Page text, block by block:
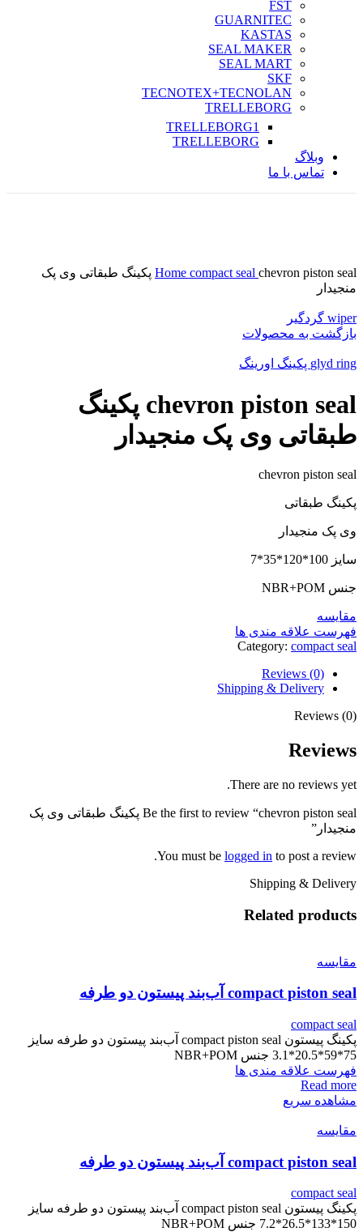
FST
GUARNITEC
KASTAS
SEAL MAKER
SEAL MART
SKF
TECNOTEX+TECNOLAN
TRELLEBORG
TRELLEBORG1
TRELLEBORG
وبلاگ
تماس با ما
Home compact seal
chevron piston seal پکینگ طبقاتی وی پک
منجیدار
wiper گردگیر
بازگشت به محصولات
glyd ring پکینگ اورینگ
chevron piston seal پکینگ
طبقاتی وی پک منجیدار
chevron piston seal
پکینگ طبقاتی
وی پک منجیدار
سایز 100*120*35*7
جنس NBR+POM
مقایسه
فهرست علاقه مندی ها
Category: compact seal
Reviews (0)
Shipping & Delivery
Reviews (0)
Reviews
There are no reviews yet.
Be the first to review “chevron piston seal پکینگ طبقاتی وی پک
منجیدار”
You must be logged in to post a review.
Shipping & Delivery
Related products
مقایسه
compact piston seal آب‌بند پیستون دو طرفه
compact seal
پکینگ پیستون compact piston seal آب‌بند پیستون دو طرفه سایز
75*59*20.5*3.1 جنس NBR+POM
فهرست علاقه مندی ها
Read more
مشاهده سریع
مقایسه
compact piston seal آب‌بند پیستون دو طرفه
compact seal
پکینگ پیستون compact piston seal آب‌بند پیستون دو طرفه سایز
150*133*26.5*7.2 جنس NBR+POM